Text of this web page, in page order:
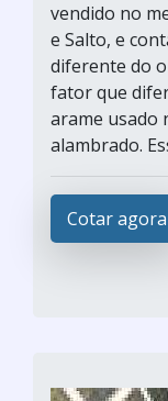
vendido no
e Salto, e
diferente do
fator que
arame usado
alambrado.
Cotar agora